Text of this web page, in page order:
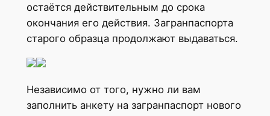
остаётся действительным до срока
окончания его действия. Загранпаспорта
старого образца продолжают выдаваться.
Независимо от того, нужно ли вам
заполнить анкету на загранпаспорт нового